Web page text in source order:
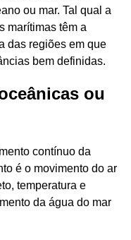
ou mar. Tal qual a
marítimas têm a
das regiões em que
bem definidas.
ou
contínuo da
é o movimento do ar
temperatura e
da água do mar